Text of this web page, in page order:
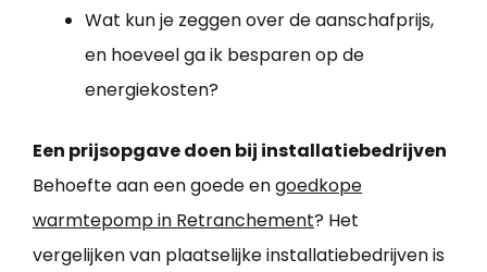
Wat kun je zeggen over de aanschafprijs,
en hoeveel ga ik besparen op de
energiekosten?
Een prijsopgave doen bij installatiebedrijven
Behoefte aan een goede engoedkope
warmtepomp in Retranchement? Het
vergelijken van plaatselijke installatiebedrijven is